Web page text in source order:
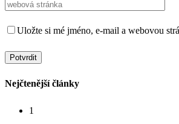
Uložte si mé jméno, e-mail a webovou
Nejčtenější články
1